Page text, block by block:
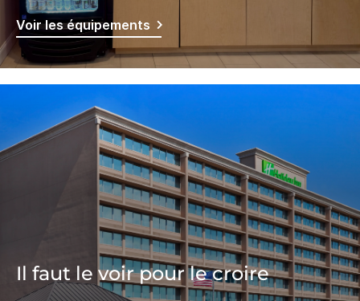
Voir les équipements
Il faut le voir pour le croire